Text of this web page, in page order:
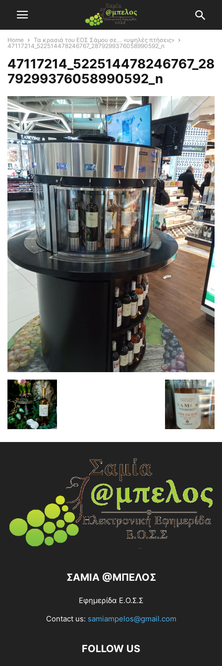
Home
Τα κρασιά του ΕΟΣ Σάμου σε… «υψηλές πτήσεις»
47117214_522514478246767_2879299376058990592_n
47117214_522514478246767_28
79299376058990592_n
ΣΑΜΙΑ @ΜΠΕΛΟΣ
Εφημερίδα Ε.Ο.Σ.Σ
Contact us: samiampelos@gmail.com
FOLLOW US